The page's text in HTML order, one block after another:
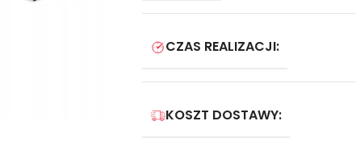
CZAS REALIZACJI:
KOSZT DOSTAWY: